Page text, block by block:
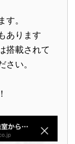
。
あります
搭載されて
い。